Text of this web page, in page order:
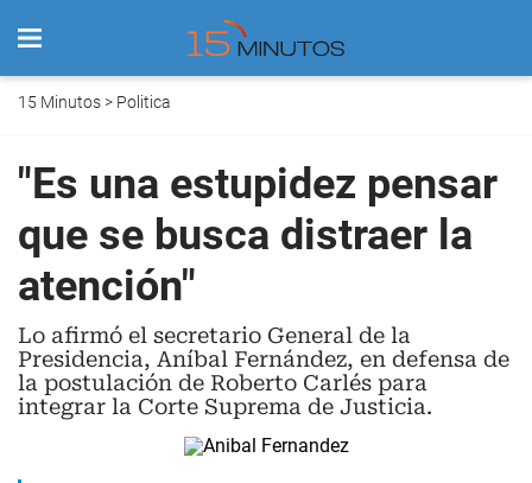
15 Minutos> Politica
"Es una estupidez pensar
que se busca distraer la
atención"
Lo afirmó el secretario General de la
Presidencia, Aníbal Fernández, en defensa de
la postulación de Roberto Carlés para
integrar la Corte Suprema de Justicia.